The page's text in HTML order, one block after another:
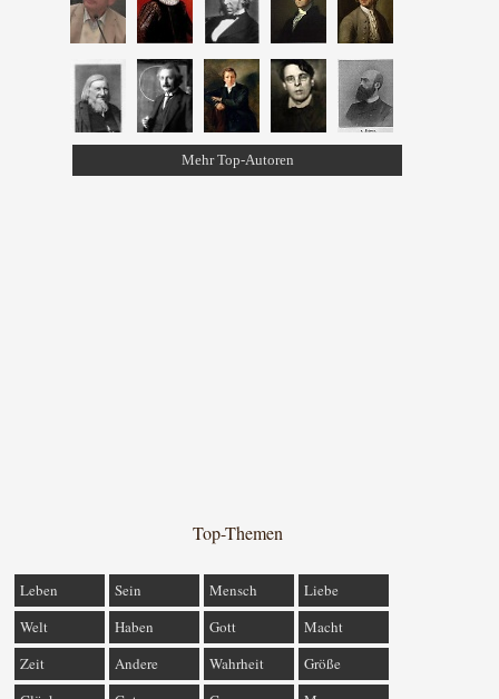
Mehr Top-Autoren
Top-Themen
Leben Sein Mensch
Liebe
Welt
Haben Gott
Macht
Zeit
Andere Wahrheit
Größe